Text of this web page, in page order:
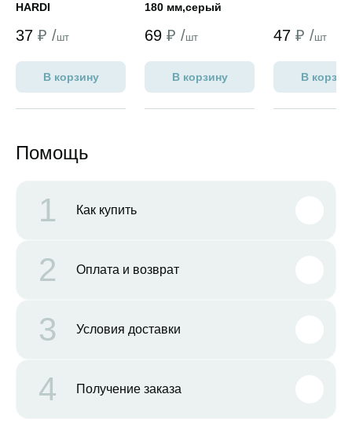
HARDI
37 ₽ /шт
В корзину
180 мм,серый
69 ₽ /шт
В корзину
47 ₽ /шт
В
Помощь
1 Как купить
2 Оплата и возврат
3 Условия доставки
4 Получение заказа